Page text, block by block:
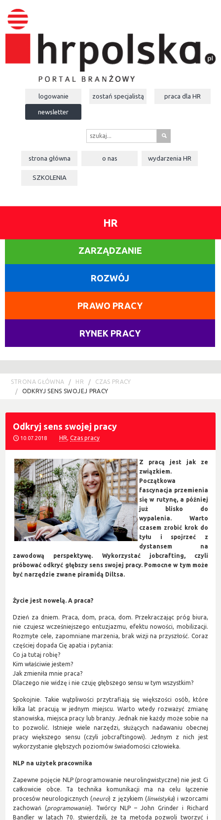
logowanie zostań specjalistą praca dla HR
newsletter
s
strona główna o nas wydarzeniaHR
SZKOLENIA
HR
ZARZĄDZANIE
ROZWÓJ
PRAWO PRACY
RYNEK PRACY
STRONA GŁÓWNA HR
CZAS PRACY
ODKRYJ SENS SWOJEJ PRACY
Odkryj sens swojej pracy
10.07.2018 HR,Czas pracy
Z pracą jest jak ze
związkiem.
Początkowa
fascynacja przemienia
się w rutynę, a później
już blisko do
wypalenia. Warto
czasem zrobić krok do
tyłu i spojrzeć z
dystansem na
zawodową perspektywę. Wykorzystać jobcrafting, czyli
próbować odkryć głębszy sens swojej pracy. Pomocne w tym może
być narzędzie zwane piramidą Diltsa.
Życie jest nowelą. A praca?
Dzień za dniem. Praca, dom, praca, dom. Przekraczając próg biura,
nie czujesz wcześniejszego entuzjazmu, efektu nowości, mobilizacji.
Rozmyte cele, zapomniane marzenia, brak wizji na przyszłość. Coraz
częściej dopada Cię apatia i pytania:
Co ja tutaj robię?
Kim właściwie jestem?
Jak zmieniła mnie praca?
Dlaczego nie widzę i nie czuję głębszego sensu w tym wszystkim?
Spokojnie. Takie wątpliwości przytrafiają się większości osób, które
kilka lat pracują w jednym miejscu. Warto wtedy rozważyć zmianę
stanowiska, miejsca pracy lub branży. Jednak nie każdy może sobie na
to pozwolić. Istnieje wiele narzędzi, służących nadawaniu obecnej
pracy większego sensu (czyli jobcraftingowi). Jednym z nich jest
wykorzystanie głębszych poziomów świadomości człowieka.
NLP na użytek pracownika
Zapewne pojęcie NLP (programowanie neurolingwistyczne) nie jest Ci
całkowicie obce. Ta technika komunikacji ma na celu łączenie
procesów neurologicznych (neuro) z językiem (linwistyka) i wzorcami
zachowań (programowanie). Twórcy NLP – John Grinder i Richard
Bandler w latach 70. stwierdzili, że ta metoda pozwoli tworzyć i